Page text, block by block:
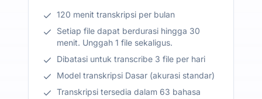
120 menit transkripsi per bulan
Setiap file dapat berdurasi hingga 30
menit. Unggah 1 file sekaligus.
Dibatasi untuk transcribe 3 file per hari
Model transkripsi Dasar (akurasi standar)
Transkripsi tersedia dalam 63 bahasa